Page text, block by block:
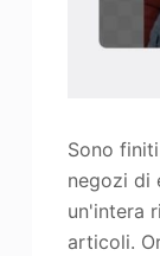
Sono
negozi di
un'intera
articoli.